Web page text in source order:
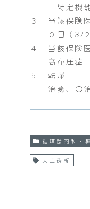
特定機能
３ 当該保険
０日（3/27
４ 当該保険
高血圧症
５ 転帰
治癒、〇治
循環器内科・
人工透析